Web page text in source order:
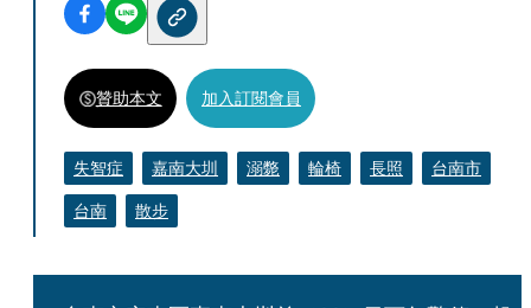
贊助本文 加入訂閱會員
失智症 嘉南大圳 溺斃 輪椅 長照
台南市
台南
散步